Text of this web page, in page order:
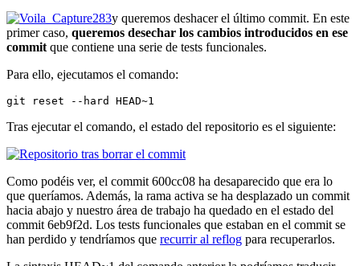
y queremos deshacer el último commit. En este
primer caso, queremos desechar los cambios introducidos en ese
commit que contiene una serie de tests funcionales.
Para ello, ejecutamos el comando:
git reset --hard HEAD~1
Tras ejecutar el comando, el estado del repositorio es el siguiente:
Como podéis ver, el commit 600cc08 ha desaparecido que era lo
que queríamos. Además, la rama activa se ha desplazado un commit
hacia abajo y nuestro área de trabajo ha quedado en el estado del
commit 6eb9f2d. Los tests funcionales que estaban en el commit se
han perdido y tendríamos que recurrir al reflog para recuperarlos.